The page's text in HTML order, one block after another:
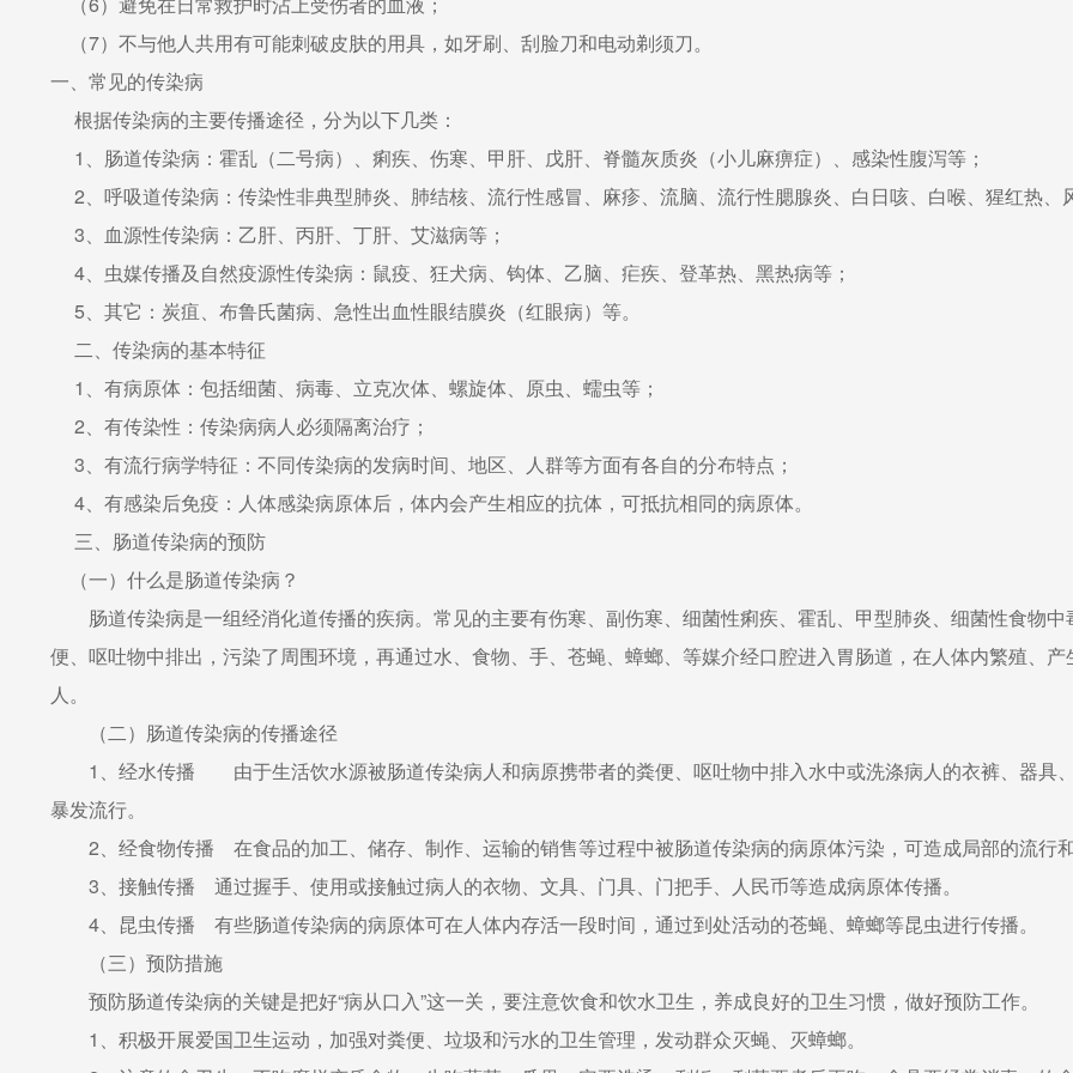
（7）不与他人共用有可能刺破皮肤的用具，如牙刷、刮脸刀和电动剃须刀。
一、常见的传染病
根据传染病的主要传播途径，分为以下几类：
1、肠道传染病：霍乱（二号病）、痢疾、伤寒、甲肝、戊肝、脊髓灰质炎（小儿麻痹症）、感染性腹泻等；
2、呼吸道传染病：传染性非典型肺炎、肺结核、流行性感冒、麻疹、流脑、流行性腮腺炎、白日咳、白喉、猩红热、
3、血源性传染病：乙肝、丙肝、丁肝、艾滋病等；
4、虫媒传播及自然疫源性传染病：鼠疫、狂犬病、钩体、乙脑、疟疾、登革热、黑热病等；
5、其它：炭疽、布鲁氏菌病、急性出血性眼结膜炎（红眼病）等。
二、传染病的基本特征
1、有病原体：包括细菌、病毒、立克次体、螺旋体、原虫、蠕虫等；
2、有传染性：传染病病人必须隔离治疗；
3、有流行病学特征：不同传染病的发病时间、地区、人群等方面有各自的分布特点；
4、有感染后免疫：人体感染病原体后，体内会产生相应的抗体，可抵抗相同的病原体。
三、肠道传染病的预防
（一）什么是肠道传染病？
肠道传染病是一组经消化道传播的疾病。常见的主要有伤寒、副伤寒、细菌性痢疾、霍乱、甲型肺炎、细菌性食物
便、呕吐物中排出，污染了周围环境，再通过水、食物、手、苍蝇、蟑螂、等媒介经口腔进入胃肠道，在人体内繁殖、
人。
（二）肠道传染病的传播途径
1、经水传播 由于生活饮水源被肠道传染病人和病原携带者的粪便、呕吐物中排入水中或洗涤病人的衣裤、器具
暴发流行。
2、经食物传播 在食品的加工、储存、制作、运输的销售等过程中被肠道传染病的病原体污染，可造成局部的流行
3、接触传播 通过握手、使用或接触过病人的衣物、文具、门具、门把手、人民币等造成病原体传播。
4、昆虫传播 有些肠道传染病的病原体可在人体内存活一段时间，通过到处活动的苍蝇、蟑螂等昆虫进行传播。
（三）预防措施
预防肠道传染病的关键是把好“病从口入”这一关，要注意饮食和饮水卫生，养成良好的卫生习惯，做好预防工作。
1、积极开展爱国卫生运动，加强对粪便、垃圾和污水的卫生管理，发动群众灭蝇、灭蟑螂。